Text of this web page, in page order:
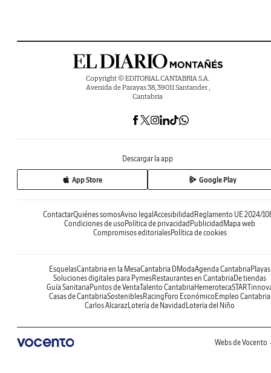
Copyright © EDITORIAL CANTABRIA S.A.
Avenida de Parayas 38, 39011 Santander ,
Cantabria
Descargar la app
App Store Google Play
ContactarQuiénes somosAviso legal Accesibilidad Reglamento UE 2024/
Condiciones de uso Política de privacidad Publicidad Mapa web
Compromisos editorialesPolítica de cookies
EsquelasCantabria en la MesaCantabria DModaAgenda Cantabria Playas
Soluciones digitales para PymesRestaurantes en Cantabria De tiendas
Guía Sanitaria Puntos de VentaTalento Cantabria Hemeroteca
Casas de CantabriaSosteniblesRacing Foro Económico Empleo Cantabria
Carlos AlcarazLotería de Navidad Lotería del Niño
Webs de Vocento